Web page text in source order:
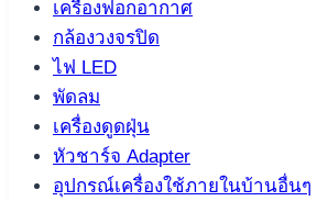
เครื่องฟอกอากาศ
กล้องวงจรปิด
ไฟ LED
พัดลม
เครื่องดูดฝุ่น
หัวชาร์จ Adapter
อุปกรณ์เครื่องใช้ภายในบ้านอื่นๆ